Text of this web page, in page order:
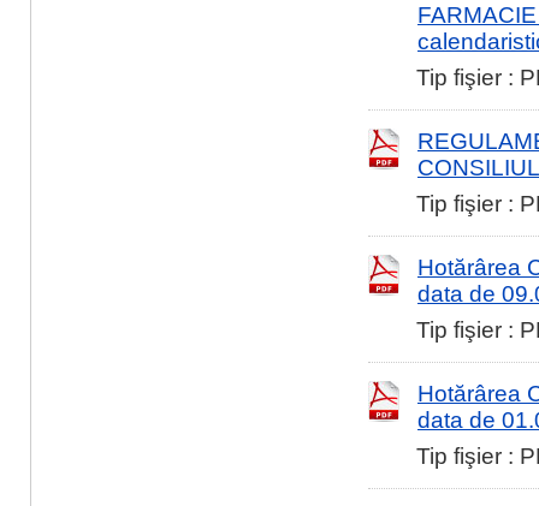
Tip fişier :
Tip fişier :
Hotărârea
data de
Tip fişier :
Hotărârea
data de
Tip fişier :